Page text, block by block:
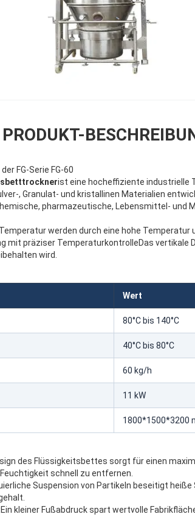
PRODUKT-
FG-Serie FG-60
ist eine hocheffiziente industrielle
, Granulat- und kristallinen Materialien
pharmazeutische, Lebensmittel- und
werden durch eine hohe Temperatur
mit präziser TemperaturkontrolleDas vertikale
wird.
Wert
80°C bis 140°C
40°C bis 80°C
60 kg/h
11 kW
1800*1500*3200
des Flüssigkeitsbettes sorgt für einen
schnell zu entfernen.
Suspension von Partikeln beseitigt
Ein kleiner Fußabdruck spart wertvolle